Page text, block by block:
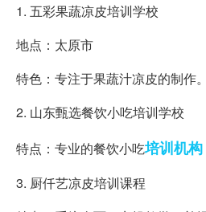
1. 五彩果蔬凉皮培训学校
地点：太原市
特色：专注于果蔬汁凉皮的制作。
2. 山东甄选餐饮小吃培训学校
特点：专业的餐饮小吃培训机构
3. 厨仟艺凉皮培训课程